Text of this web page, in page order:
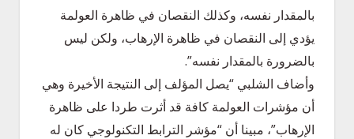
بالمقدار نفسه، وكذلك النقصان في ظاهرة العولمة
يؤدي إلى النقصان في ظاهرة الإرهاب، ولكن ليس
بالضرورة بالمقدار نفسه”.
وأضاف الشلبي “يصل المؤلف إلى النتيجة الأخيرة وهي
أن مؤشرات العولمة كافة قد أثرت طردا على ظاهرة
الإرهاب”، مبينا أن “مؤشر الترابط التكنولوجي كان له